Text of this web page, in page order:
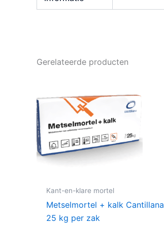
Gerelateerde producten
Kant-en-klare mortel
Metselmortel + kalk Cantillana
25 kg per zak